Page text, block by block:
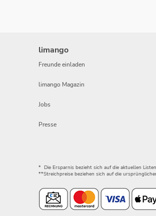
limango
Freunde einladen
limango Magazin
Jobs
Presse
* Die Ersparnis bezieht sich auf die aktuellen
**Streichpreise beziehen sich auf die